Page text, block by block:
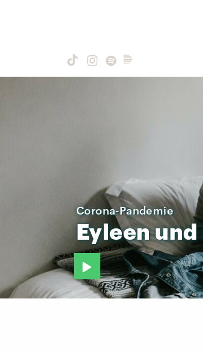
Corona-Pandemie
Eyleenund